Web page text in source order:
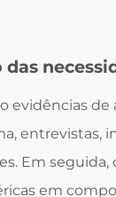
das
evidências de
entrevistas,
Em seguida,
em